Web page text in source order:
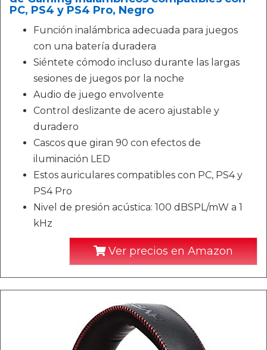
PC, PS4 y PS4 Pro, Negro
Función inalámbrica adecuada para juegos
con una batería duradera
Siéntete cómodo incluso durante las largas
sesiones de juegos por la noche
Audio de juego envolvente
Control deslizante de acero ajustable y
duradero
Cascos que giran 90 con efectos de
iluminación LED
Estos auriculares compatibles con PC, PS4 y
PS4 Pro
Nivel de presión acústica: 100 dBSPL/mW a 1
kHz
Ver precios en Amazon